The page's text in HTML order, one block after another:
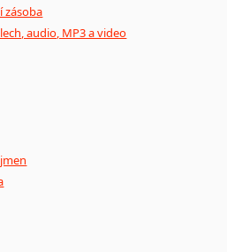
zásoba
audio, MP3 a video